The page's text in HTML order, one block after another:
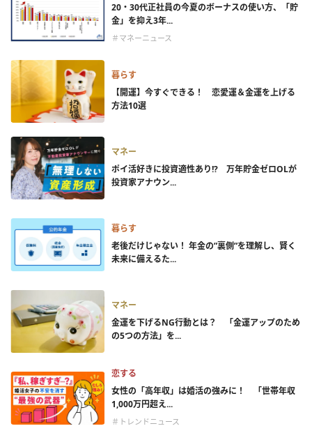
20・30代正社員の今夏のボーナスの使い方、「貯
金」を抑え3年...
＃マネーニュース
暮らす
【開運】今すぐできる！ 恋愛運＆金運を上げる
方法10選
マネー
ポイ活好きに投資適性あり!? 万年貯金ゼロOLが
投資家アナウン...
暮らす
老後だけじゃない！ 年金の”裏側”を理解し、賢く
未来に備えるた...
マネー
金運を下げるNG行動とは？ 「金運アップのため
の5つの方法」を...
恋する
女性の「高年収」は婚活の強みに！ 「世帯年収
1,000万円超え...
＃トレンドニュース